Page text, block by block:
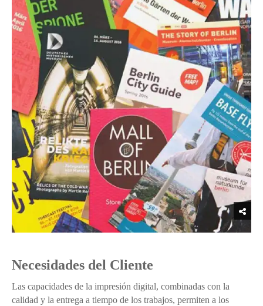
Necesidades del Cliente
Las capacidades de la impresión digital, combinadas con la
calidad y la entrega a tiempo de los trabajos, permiten a los